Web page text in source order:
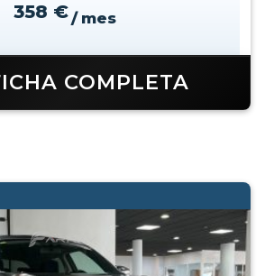
358 €/ mes
COMPLETA